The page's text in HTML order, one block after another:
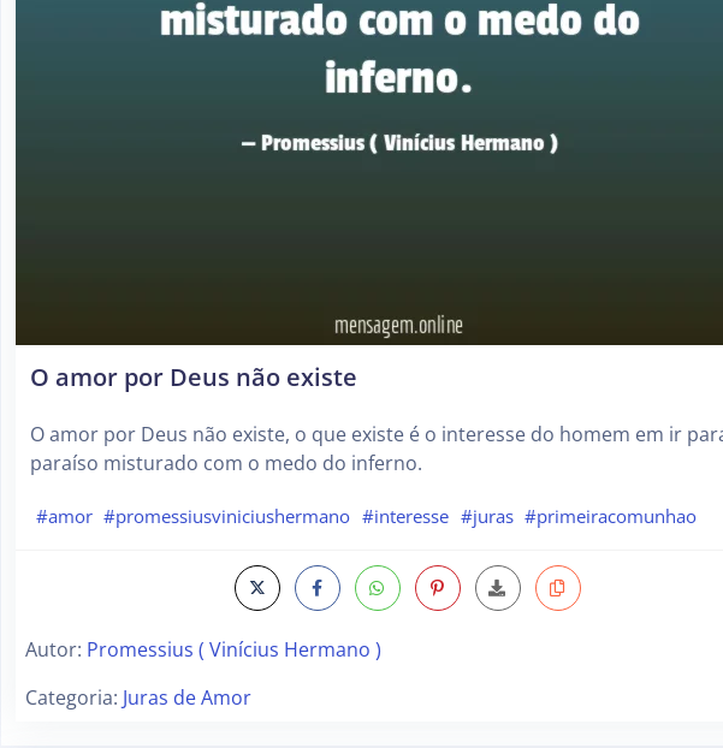
O amor por Deus não existe
O amor por Deus não existe, o que existe é o interesse do homem em ir
paraíso misturado com o medo do inferno.
#amor #promessiusviniciushermano #interesse #juras #primeiracomunhao
Autor: Promessius ( Vinícius Hermano )
Categoria: Juras de Amor